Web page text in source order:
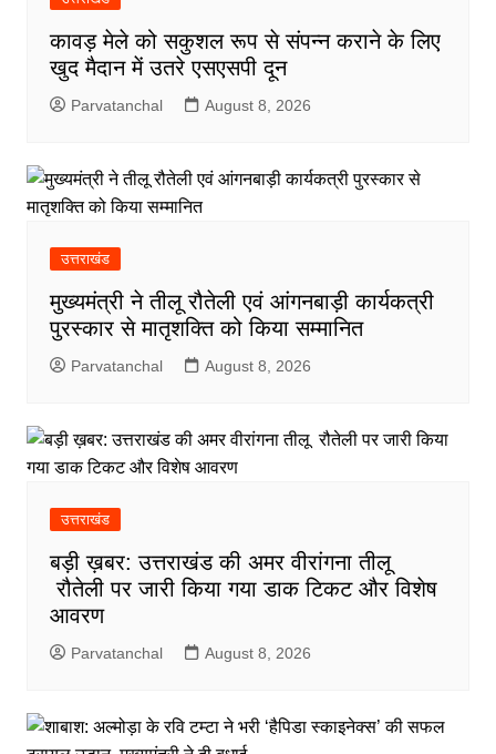
कावड़ मेले को सकुशल रूप से संपन्न कराने के लिए
खुद मैदान में उतरे एसएसपी दून
Parvatanchal August 8, 2026
उत्तराखंड
मुख्यमंत्री ने तीलू रौतेली एवं आंगनबाड़ी कार्यकत्री
पुरस्कार से मातृशक्ति को किया सम्मानित
Parvatanchal August 8, 2026
उत्तराखंड
बड़ी ख़बर: उत्तराखंड की अमर वीरांगना तीलू
रौतेली पर जारी किया गया डाक टिकट और विशेष
आवरण
Parvatanchal August 8, 2026